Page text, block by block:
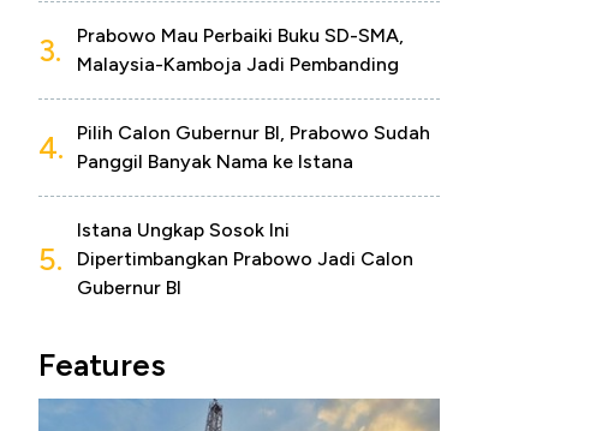
3.
Prabowo Mau Perbaiki Buku SD-SMA,
Malaysia-Kamboja Jadi Pembanding
4.
Pilih Calon Gubernur BI, Prabowo Sudah
Panggil Banyak Nama ke Istana
5.
Istana Ungkap Sosok Ini
Dipertimbangkan Prabowo Jadi Calon
Gubernur BI
Features